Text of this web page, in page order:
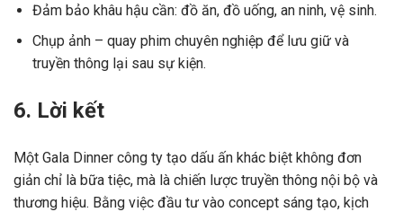
Đảm bảo khâu hậu cần: đồ ăn, đồ uống, an ninh, vệ sinh.
Chụp ảnh – quay phim chuyên nghiệp để lưu giữ và
truyền thông lại sau sự kiện.
6. Lời kết
Một Gala Dinner công ty tạo dấu ấn khác biệt không đơn
giản chỉ là bữa tiệc, mà là chiến lược truyền thông nội bộ và
thương hiệu. Bằng việc đầu tư vào concept sáng tạo, kịch